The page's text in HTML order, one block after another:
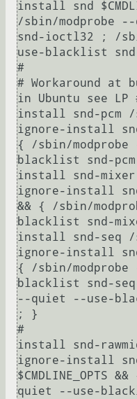
install snd
/sbin/modprobe
snd-ioctl32 ; /
use-blacklist
#
# Workaround at
in Ubuntu see LP
install snd-pcm /
ignore-install snd-
{ /sbin/
blacklist snd-
install snd-mixer
ignore-install snd-
&& { /sbin/
blacklist snd-
install snd-seq /
ignore-install snd-
{ /sbin/
blacklist snd-
--quiet --use-
; }
#
install snd-
ignore-install
$CMDLINE_OPTS
quiet --use-